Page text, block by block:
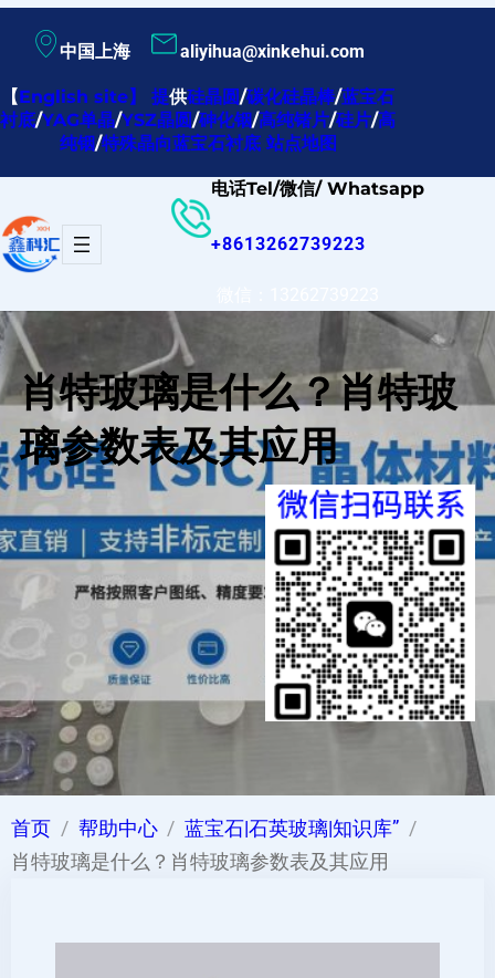
内
容
中国上海 aliyihua@xinkehui.com
【English site】提供硅晶圆/碳化硅晶棒/蓝宝石
衬底/YAG单晶/YSZ晶圆/砷化铟/高纯锗片/硅片/高
纯铟/特殊晶向蓝宝石衬底 站点地图
电话Tel/微信/ Whatsapp
+8613262739223
肖特玻璃是什么？肖特玻
璃参数表及其应用
首页 帮助中心
蓝宝石|石英玻璃|知识库”
肖特玻璃是什么？肖特玻璃参数表及其应用